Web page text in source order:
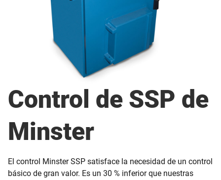
Control de SSP de
Minster
El control Minster SSP satisface la necesidad de un control
básico de gran valor. Es un 30 % inferior que nuestras